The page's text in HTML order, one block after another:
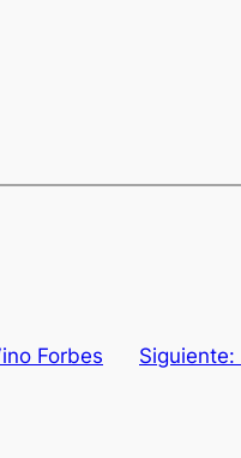
Forbes Siguiente: